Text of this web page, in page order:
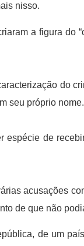
nisso.
a figura do
do
seu próprio
de
acusações
de que não
de um